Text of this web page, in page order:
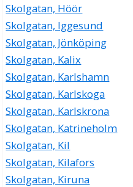
Skolgatan, Höör
Skolgatan, Iggesund
Skolgatan, Jönköping
Skolgatan, Kalix
Skolgatan, Karlshamn
Skolgatan, Karlskoga
Skolgatan, Karlskrona
Skolgatan, Katrineholm
Skolgatan, Kil
Skolgatan, Kilafors
Skolgatan, Kiruna